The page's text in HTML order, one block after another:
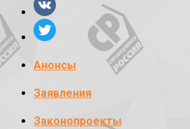
Анонсы
Заявления
Законопроекты